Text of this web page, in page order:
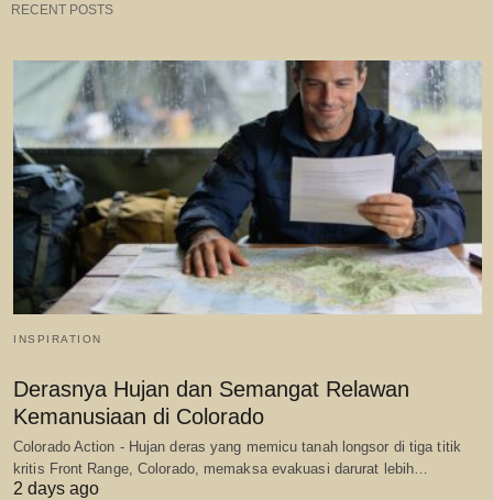
RECENT POSTS
INSPIRATION
Derasnya Hujan dan Semangat Relawan
Kemanusiaan di Colorado
Colorado Action - Hujan deras yang memicu tanah longsor di tiga titik
kritis Front Range, Colorado, memaksa evakuasi darurat lebih…
2 days ago